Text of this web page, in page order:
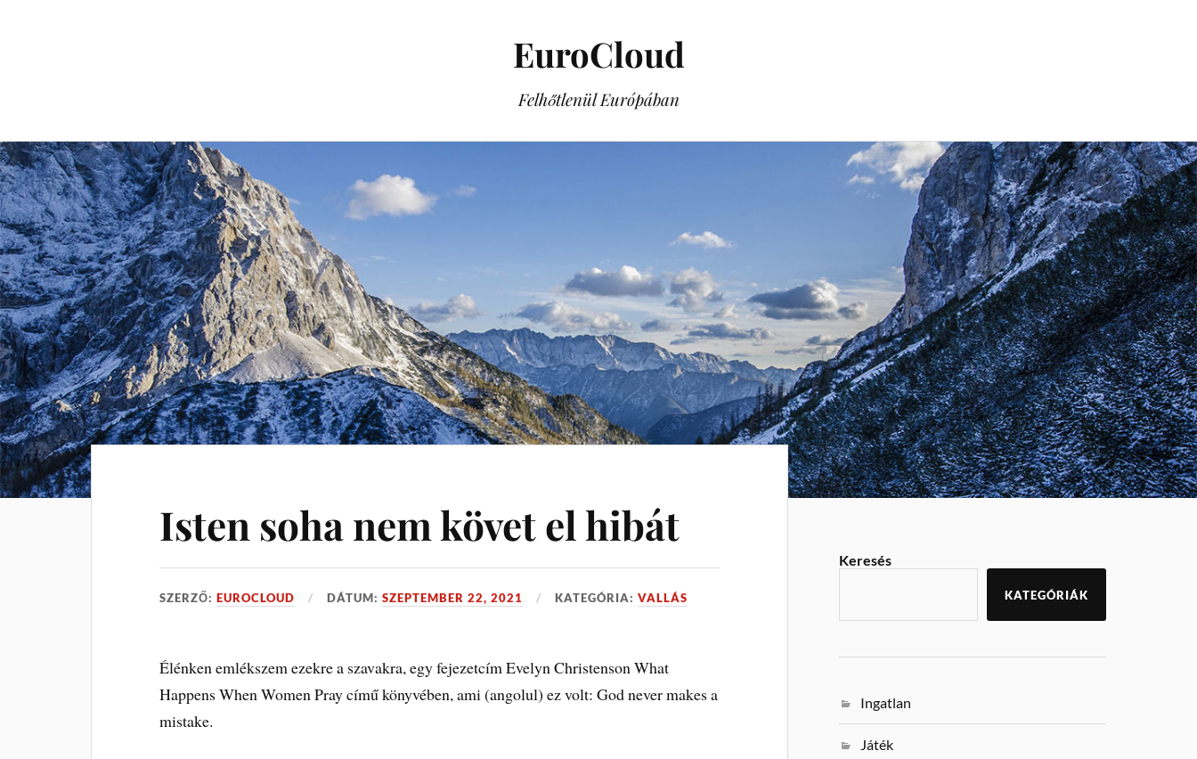
EuroCloud
Felhőtlenül Európában
Isten soha nem követ el hibát
SZERZŐ:EUROCLOUD DÁTUM:SZEPTEMBER 22, 2021 KATEGÓRIA:VALLÁS
Élénken emlékszem ezekre a szavakra, egy fejezetcím Evelyn Christenson What
Happens When Women Pray című könyvében, ami (angolul) ez volt: God never makes a
mistake.
Keresés
KATEGÓRIÁK
Ingatlan
Játék